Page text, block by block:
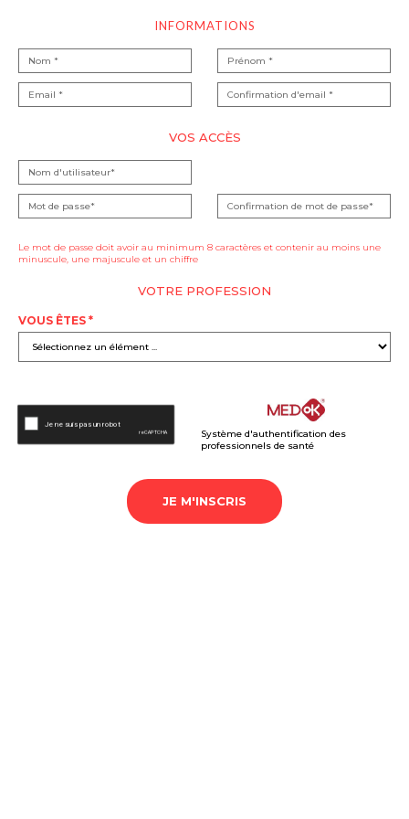
INFORMATIONS
VOS ACCÈS
Le mot de passe doit avoir au minimum 8 caractères et contenir au moins une
minuscule, une majuscule et un chiffre
VOTRE PROFESSION
VOUS ÊTES *
Système d'authentification des
professionnels de santé
JE M'INSCRIS